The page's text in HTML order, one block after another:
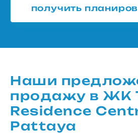
получить
Наши
продажу в ЖК
Residence
Pattaya